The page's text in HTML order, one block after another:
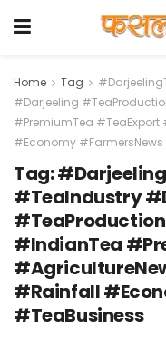
Home Tag
#Darjeeling
#PremiumTea
#Economy
Tag:
#TeaIndustry
#IndianTea
#Rainfall
#TeaBusiness